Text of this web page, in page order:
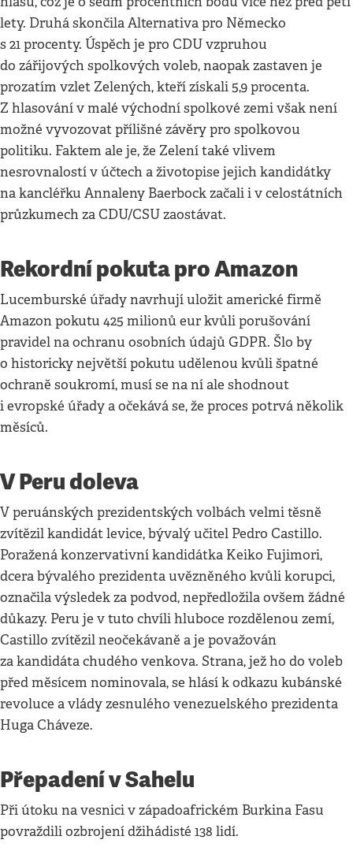
lety. Druhá skončila Alternativa pro Německo
s 21 procenty. Úspěch je pro CDU vzpruhou
do zářijových spolkových voleb, naopak zastaven je
prozatím vzlet Zelených, kteří získali 5,9 procenta.
Z hlasování v malé východní spolkové zemi však není
možné vyvozovat přílišné závěry pro spolkovou
politiku. Faktem ale je, že Zelení také vlivem
nesrovnalostí v účtech a životopise jejich kandidátky
na kancléřku Annaleny Baerbock začali i v celostátních
průzkumech za CDU/CSU zaostávat.
Rekordní pokuta pro Amazon
Lucemburské úřady navrhují uložit americké firmě
Amazon pokutu 425 milionů eur kvůli porušování
pravidel na ochranu osobních údajů GDPR. Šlo by
o historicky největší pokutu udělenou kvůli špatné
ochraně soukromí, musí se na ní ale shodnout
i evropské úřady a očekává se, že proces potrvá několik
měsíců.
V Peru doleva
V peruánských prezidentských volbách velmi těsně
zvítězil kandidát levice, bývalý učitel Pedro Castillo.
Poražená konzervativní kandidátka Keiko Fujimori,
dcera bývalého prezidenta uvězněného kvůli korupci,
označila výsledek za podvod, nepředložila ovšem žádné
důkazy. Peru je v tuto chvíli hluboce rozdělenou zemí,
Castillo zvítězil neočekávaně a je považován
za kandidáta chudého venkova. Strana, jež ho do voleb
před měsícem nominovala, se hlásí k odkazu kubánské
revoluce a vlády zesnulého venezuelského prezidenta
Huga Cháveze.
Přepadení v Sahelu
Při útoku na vesnici v západoafrickém Burkina Fasu
povraždili ozbrojení džihádisté 138 lidí.